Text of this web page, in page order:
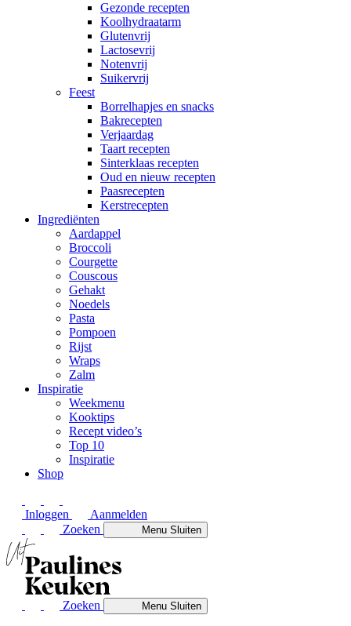
Gezonde recepten
Koolhydraatarm
Glutenvrij
Lactosevrij
Notenvrij
Suikervrij
Feest
Borrelhapjes en snacks
Bakrecepten
Verjaardag
Taart recepten
Sinterklaas recepten
Oud en nieuw recepten
Paasrecepten
Kerstrecepten
Ingrediënten
Aardappel
Broccoli
Courgette
Couscous
Gehakt
Noedels
Pasta
Pompoen
Rijst
Wraps
Zalm
Inspiratie
Weekmenu
Kooktips
Recept video’s
Top 10
Inspiratie
Shop
Inloggen
Aanmelden
Zoeken
MenuSluiten
Zoeken MenuSluiten